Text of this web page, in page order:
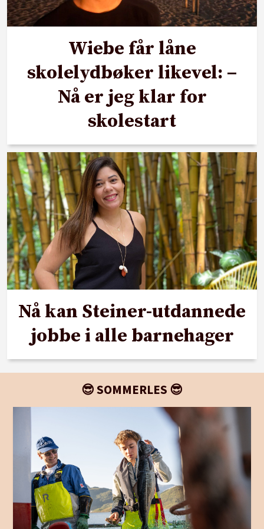
Wiebe får låne
skolelydbøker likevel: –
Nå er jeg klar for
skolestart
Nå kan Steiner-utdannede
jobbe i alle barnehager
😎 SOMMERLES 😎